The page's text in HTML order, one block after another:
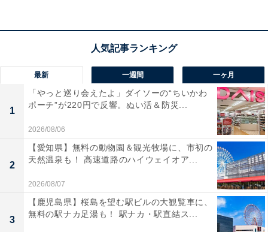
※レンタルフェイスタオル・バスタオル付きプランも選
土・日・祝：1100円
宿泊可否
宿泊：不可（日帰り温泉施設のため。ただし、隣接する
「PICAさがみ湖」での宿泊キャンプとあわせた利用が可
能です）
あわせて読みたい
【神奈川県の人気温泉】「さがみ湖温泉 うる
り」は平日950円で楽しめる相模湖の森に囲
最新 一週間 一ヶ月
1
「やっと巡り会えたよ」ダイソーの“ちいかわ
ポーチ”が220円で反響。ぬい活＆防災...
2026/08/06
2
【愛知県】無料の動物園＆観光牧場に、市初の
天然温泉も！ 高速道路のハイウェイオア...
2026/08/07
3
【鹿児島県】桜島を望む駅ビルの大観覧車に、
無料の駅ナカ足湯も！ 駅ナカ・駅直結ス...